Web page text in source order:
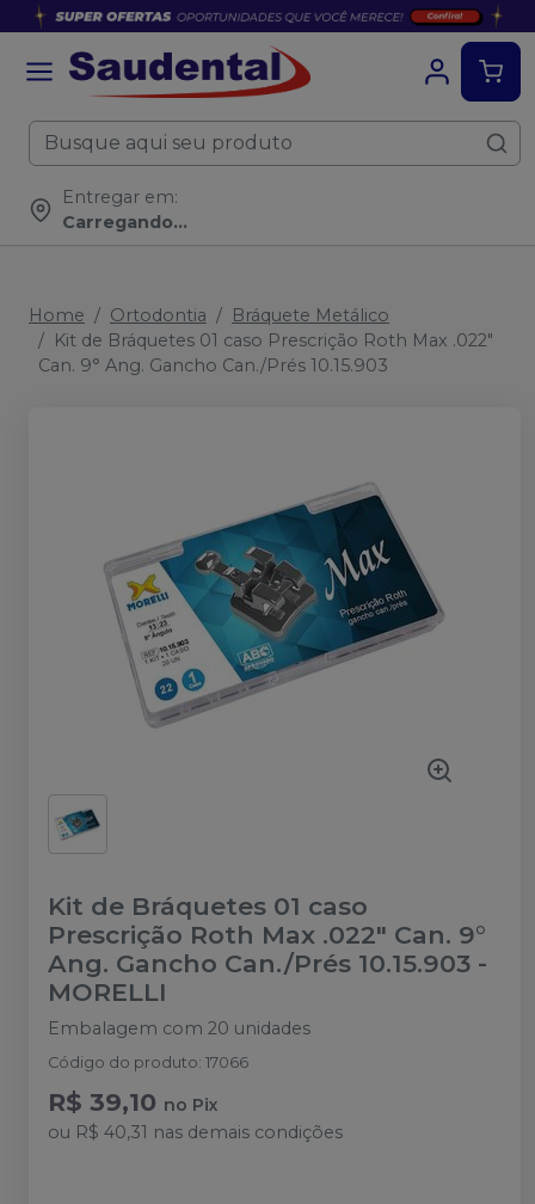
Entregar em:
Carregando...
Home Ortodontia
Bráquete Metálico
Kit de Bráquetes 01 caso Prescrição Roth Max .022"
Can. 9° Ang. Gancho Can./Prés 10.15.903
Kit de Bráquetes 01 caso
Prescrição Roth Max .022" Can. 9°
Ang. Gancho Can./Prés 10.15.903 -
MORELLI
Embalagem com 20 unidades
Código do produto: 17066
R$ 39,10 no Pix
ou R$ 40,31 nas demais condições